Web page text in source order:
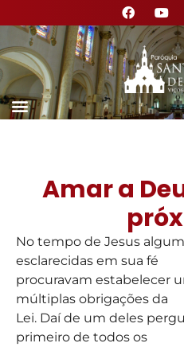
Amar a
No tempo de Jesus
esclarecidas em sua fé
procuravam estabelecer
múltiplas obrigações da
Lei. Daí de um deles
primeiro de todos os